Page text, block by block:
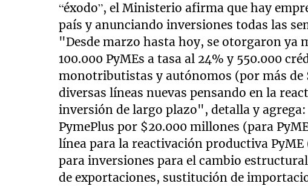
“éxodo”, el Ministerio afirma que hay
país y anunciando inversiones todas las
"Desde marzo hasta hoy, se otorgaron ya
100.000 PyMEs a tasa al 24% y 550.000
monotributistas y autónomos (por más
diversas líneas nuevas pensando en la
inversión de largo plazo", detalla y
PymePlus por $20.000 millones (para
línea para la reactivación productiva
para inversiones para el cambio
de exportaciones, sustitución de